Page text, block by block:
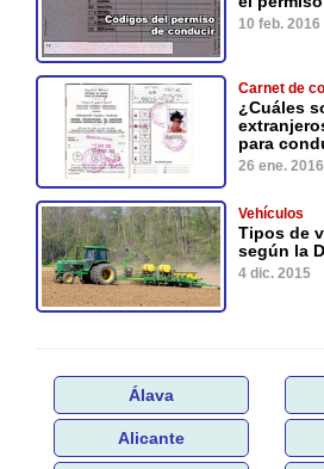
10 feb. 2016
Carnet de
¿Cuáles
para
26 ene. 2016
Vehículos
Tipos de
según la
4 dic. 2015
Álava
Alicante